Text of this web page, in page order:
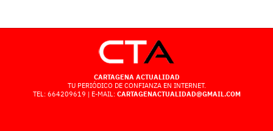
CARTAGENA ACTUALIDAD
TU PERIÓDICO DE CONFIANZA EN INTERNET.
TEL: 664209619 | E-MAIL: CARTAGENACTUALIDAD@GMAIL.COM